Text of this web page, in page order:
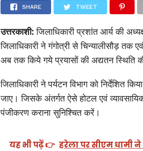
SHARE TWEET
उत्तरकाशी:जिलाधिकारी प्रशांत आर्य की
जिलाधिकारी ने गंगोत्री से चिन्यालीसौड़ तक
अब तक किये गये प्रयासों की अद्यतन स्थिति
जिलाधिकारी ने पर्यटन विभाग को निर्देशित
जाए। जिसके अंतर्गत ऐसे होटल एवं
पंजीकरण कराना सुनिश्चित करें।
यह भी पढ़ें 👉 हरेला पर सीएम धामी